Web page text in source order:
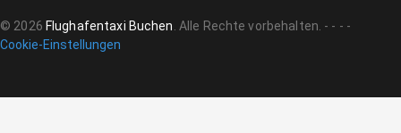
© 2026 Flughafentaxi Buchen. Alle Rechte vorbehalten. - - - -
Cookie-Einstellungen